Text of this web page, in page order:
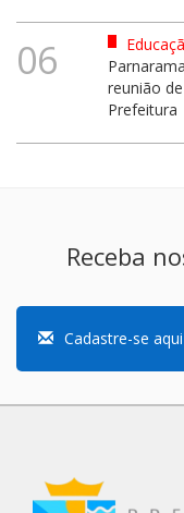
06
reunião
Prefeitura
Receba
Cadastre-se aqui